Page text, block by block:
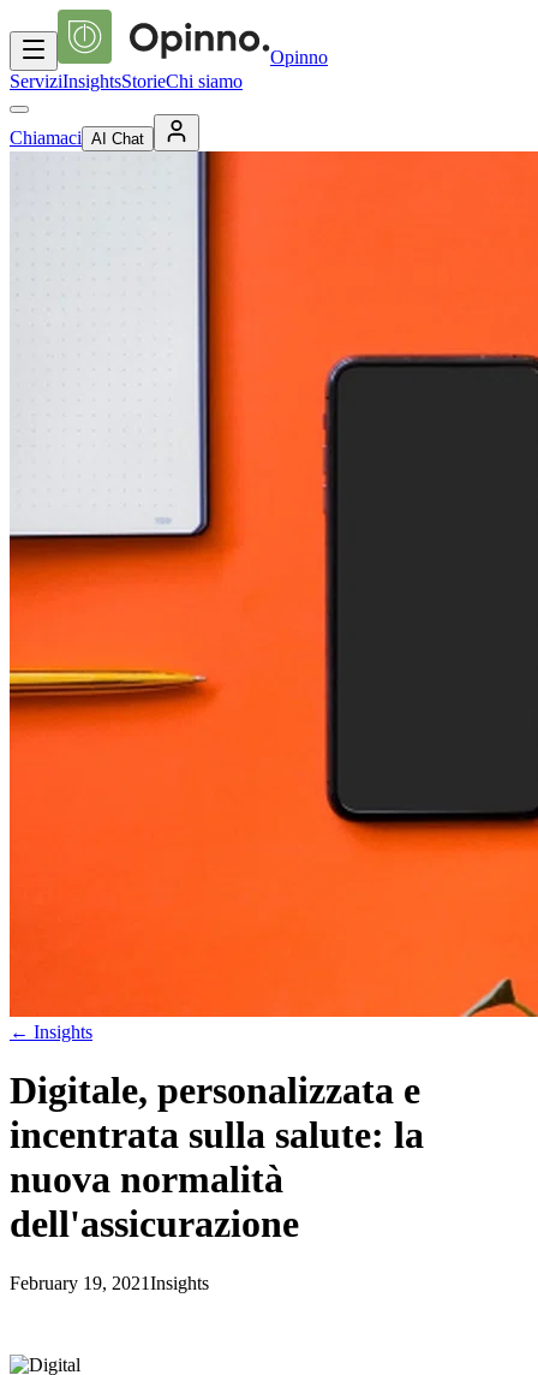
Opinno
ServiziInsightsStorieChi siamo
Chiamaci AI Chat
← Insights
Digitale, personalizzata e
incentrata sulla salute: la
nuova normalità
dell'assicurazione
February 19, 2021Insights